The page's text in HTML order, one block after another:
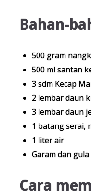
Bahan-
500 gram
500 ml santan
3 sdm Kecap
2 lembar daun
3 lembar daun
1 batang serai,
1 liter air
Garam dan
Cara